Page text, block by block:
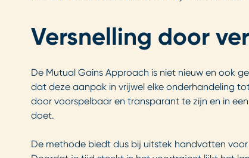
Versnelling door
De Mutual Gains Approach is niet nieuw en ook
dat deze aanpak in vrijwel elke onderhandeling
door voorspelbaar en transparant te zijn en in
doet.
De methode biedt dus bij uitstek handvatten